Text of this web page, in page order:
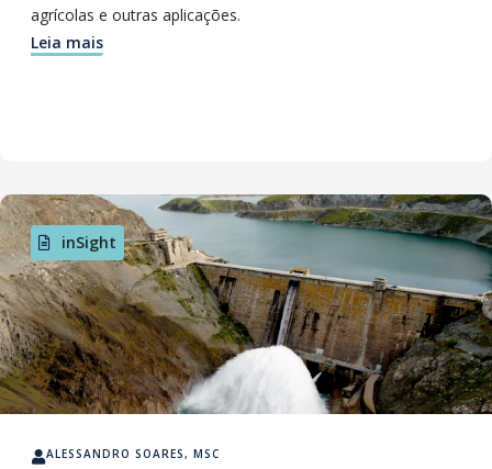
agrícolas e outras aplicações.
Leia mais
inSight
ALESSANDRO SOARES, MSC